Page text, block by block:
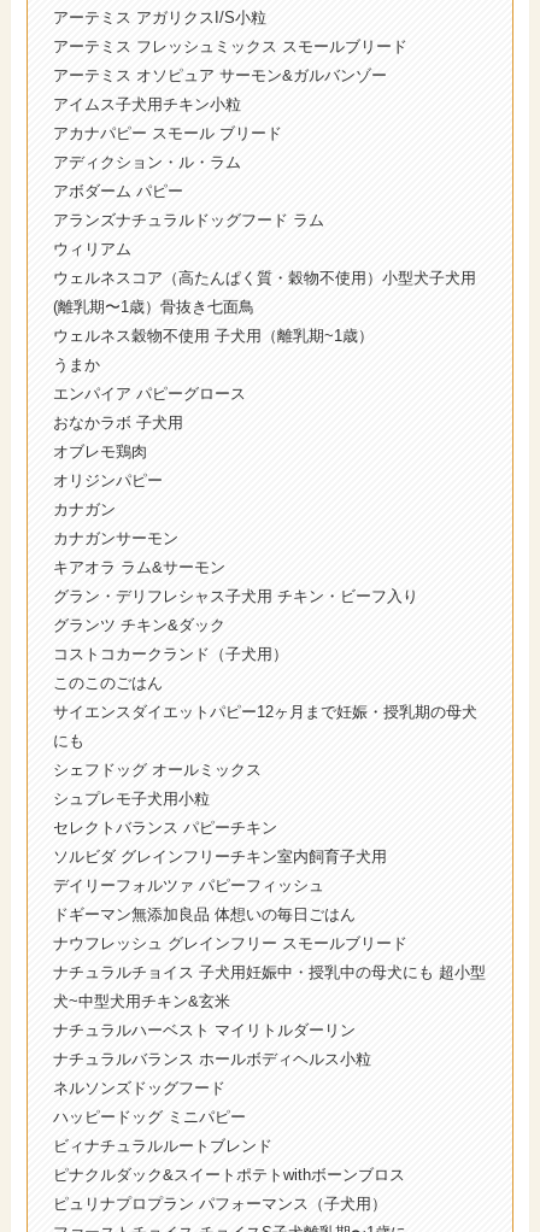
アーテミス アガリクスI/S小粒
アーテミス フレッシュミックス スモールブリード
アーテミス オソピュア サーモン&ガルバンゾー
アイムス子犬用チキン小粒
アカナパピー スモール ブリード
アディクション・ル・ラム
アボダーム パピー
アランズナチュラルドッグフード ラム
ウィリアム
ウェルネスコア（高たんぱく質・穀物不使用）小型犬子犬用
(離乳期〜1歳）骨抜き七面鳥
ウェルネス穀物不使用 子犬用（離乳期~1歳）
うまか
エンパイア パピーグロース
おなかラボ 子犬用
オブレモ鶏肉
オリジンパピー
カナガン
カナガンサーモン
キアオラ ラム&サーモン
グラン・デリフレシャス子犬用 チキン・ビーフ入り
グランツ チキン&ダック
コストコカークランド（子犬用）
このこのごはん
サイエンスダイエットパピー12ヶ月まで妊娠・授乳期の母犬
にも
シェフドッグ オールミックス
シュプレモ子犬用小粒
セレクトバランス パピーチキン
ソルビダ グレインフリーチキン室内飼育子犬用
デイリーフォルツァ パピーフィッシュ
ドギーマン無添加良品 体想いの毎日ごはん
ナウフレッシュ グレインフリー スモールブリード
ナチュラルチョイス 子犬用妊娠中・授乳中の母犬にも 超小型
犬~中型犬用チキン&玄米
ナチュラルハーベスト マイリトルダーリン
ナチュラルバランス ホールボディヘルス小粒
ネルソンズドッグフード
ハッピードッグ ミニパピー
ビィナチュラルルートブレンド
ピナクルダック&スイートポテトwithボーンブロス
ピュリナプロプラン パフォーマンス（子犬用）